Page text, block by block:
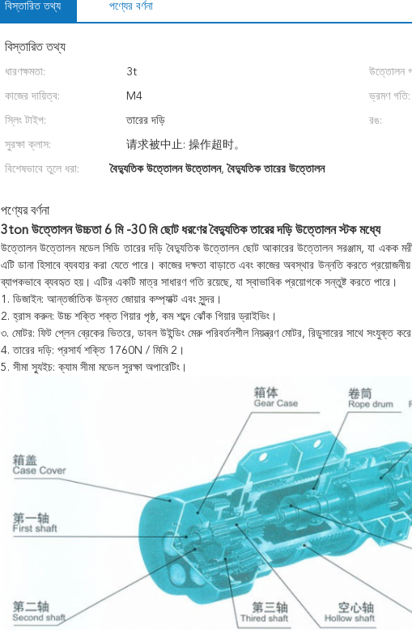
বিস্তারিত তথ্য পণ্যের বর্ণনা
বিস্তারিত তথ্য
ধারণক্ষমতা: 3t উত্তোলন
কাজের দায়িত্ব: M4 ভ্রমণ গতি:
স্লিং টাইপ: তারের দড়ি রঙ:
সুরক্ষা ক্লাস: 请求被中止: 操作超时。
বিশেষভাবে তুলে ধরা: বৈদ্যুতিক উত্তোলন উত্তোলন, বৈদ্যুতিক তারের উত্তোলন
পণ্যের বর্ণনা
3ton উত্তোলন উচ্চতা 6 মি -30 মি ছোট ধরণের বৈদ্যুতিক তারের দড়ি উত্তোলন স্টক মধ্যে
উত্তোলন উত্তোলন মডেল সিডি তারের দড়ি বৈদ্যুতিক উত্তোলন ছোট আকারের উত্তোলন সরঞ্জাম, যা একক মরীচি,
এটি ডানা হিসাবে ব্যবহার করা যেতে পারে। কাজের দক্ষতা বাড়াতে এবং কাজের অবস্থার উন্নতি করতে
ব্যাপকভাবে ব্যবহৃত হয়। এটির একটি মাত্র সাধারণ গতি রয়েছে, যা স্বাভাবিক প্রয়োগকে সন্তুষ্ট করতে পারে।
1. ডিজাইন: আন্তর্জাতিক উন্নত জোয়ার কম্প্যাক্ট এবং সুন্দর।
2. হ্রাস করুন: উচ্চ শক্তি শক্ত গিয়ার পৃষ্ঠ, কম শব্দে ঝোঁক গিয়ার ড্রাইভিং।
৩. মোটর: ফিট প্লেন ব্রেকের ভিতরে, ডাবল উইন্ডিং মেরু পরিবর্তনশীল নিয়ন্ত্রণ মোটর, রিডুসারের সাথে সংযুক্ত
4. তারের দড়ি: প্রসার্য শক্তি 1760N / মিমি 2।
5. সীমা স্যুইচ: ক্যাম সীমা মডেল সুরক্ষা অপারেটিং।